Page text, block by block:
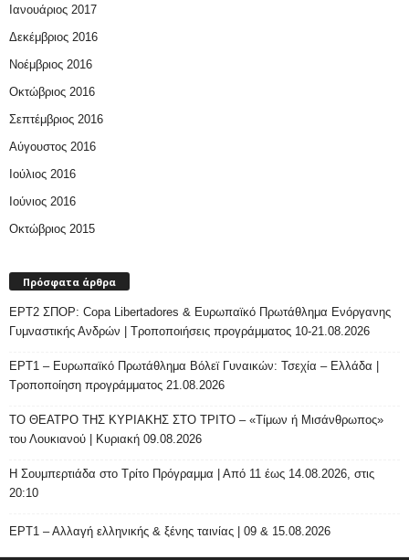
Ιανουάριος 2017
Δεκέμβριος 2016
Νοέμβριος 2016
Οκτώβριος 2016
Σεπτέμβριος 2016
Αύγουστος 2016
Ιούλιος 2016
Ιούνιος 2016
Οκτώβριος 2015
Πρόσφατα άρθρα
ΕΡΤ2 ΣΠΟΡ: Copa Libertadores & Ευρωπαϊκό Πρωτάθλημα Ενόργανης
Γυμναστικής Ανδρών | Τροποποιήσεις προγράμματος 10-21.08.2026
ΕΡΤ1 – Ευρωπαϊκό Πρωτάθλημα Βόλεϊ Γυναικών: Τσεχία – Ελλάδα |
Τροποποίηση προγράμματος 21.08.2026
ΤΟ ΘΕΑΤΡΟ ΤΗΣ ΚΥΡΙΑΚΗΣ ΣΤΟ ΤΡΙΤΟ – «Τίμων ή Μισάνθρωπος»
του Λουκιανού | Κυριακή 09.08.2026
H Σουμπερτιάδα στο Τρίτο Πρόγραμμα | Από 11 έως 14.08.2026, στις
20:10
ΕΡΤ1 – Αλλαγή ελληνικής & ξένης ταινίας | 09 & 15.08.2026